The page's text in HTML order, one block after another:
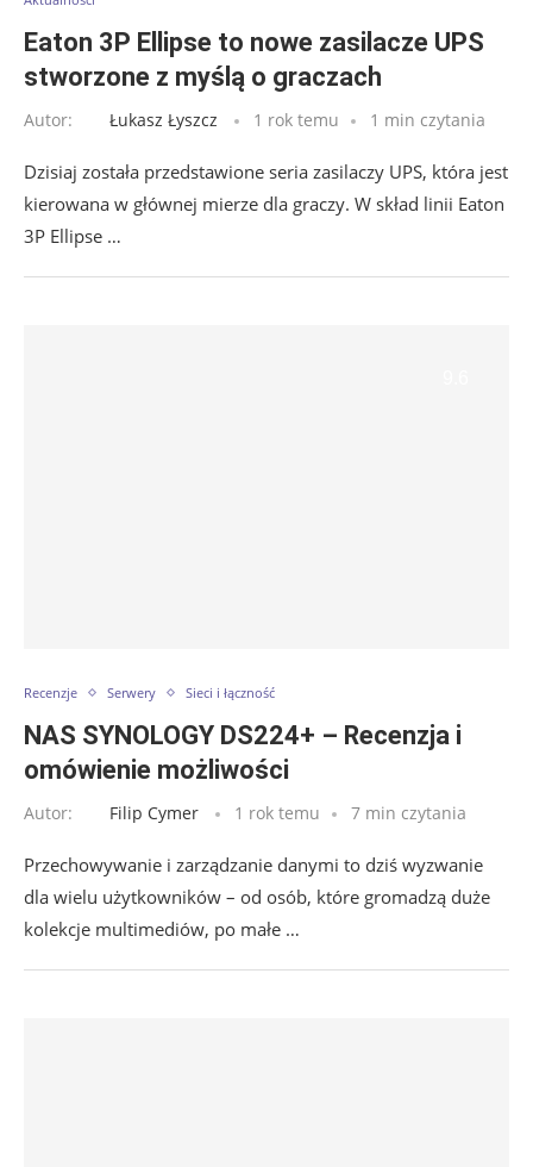
Eaton 3P Ellipse to nowe zasilacze UPS
stworzone z myślą o graczach
Autor: Łukasz Łyszcz 1 rok temu 1 min czytania
Dzisiaj została przedstawione seria zasilaczy UPS, która jest
kierowana w głównej mierze dla graczy. W skład linii Eaton
3P Ellipse …
Recenzje Serwery Sieci i łączność
NAS SYNOLOGY DS224+ – Recenzja i
omówienie możliwości
Autor: Filip Cymer 1 rok temu 7 min czytania
Przechowywanie i zarządzanie danymi to dziś wyzwanie
dla wielu użytkowników – od osób, które gromadzą duże
kolekcje multimediów, po małe …